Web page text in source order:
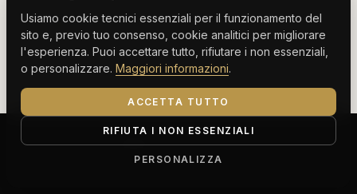
Milano Cervinia Tenerife Gran Canaria
Monte Carlo
Corso Buenos Aires 64, 20124 Milano (MI)
Usiamo cookie tecnici essenziali per il funzionamento del
sito e, previo tuo consenso, cookie analitici per migliorare
l'esperienza. Puoi accettare tutto, rifiutare i non essenziali,
o personalizzare. Maggiori informazioni.
ACCETTA TUTTO
RIFIUTA I NON ESSENZIALI
PERSONALIZZA